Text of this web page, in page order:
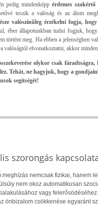
pedig mindenképpérdemes
teszik a valóság és az álom
valószínűleg érzékelni fogja,
éber állapotunkban tudni fogjuk,
történt meg. Ha ebben a jelenségben
valóságtól elvonatkoztatni, akkor
olykor csak
Tehát, ne hagyjuk, hogy a
segítségét!
szorongás
meghízás nemcsak fizikai, hanem
nem okoz automatikusan
vagy
önbizalom csökkenése egyaránt